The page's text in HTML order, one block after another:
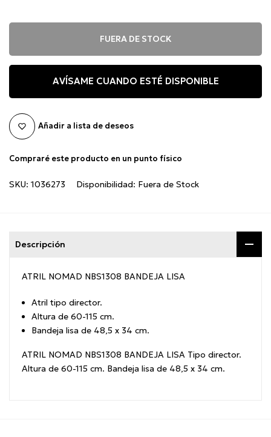
FUERA DE STOCK
AVÍSAME CUANDO ESTÉ DISPONIBLE
Añadir a lista de deseos
Compraré este producto en un punto físico
SKU: 1036273 Disponibilidad: Fuera de Stock
Descripción
ATRIL NOMAD NBS1308 BANDEJA LISA
Atril tipo director.
Altura de 60-115 cm.
Bandeja lisa de 48,5 x 34 cm.
ATRIL NOMAD NBS1308 BANDEJA LISA Tipo director.
Altura de 60-115 cm. Bandeja lisa de 48,5 x 34 cm.